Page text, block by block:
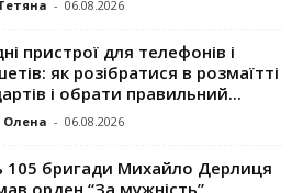
- 06.08.2026
пристрої для телефонів і
як розібратися в розмаїтті
і обрати правильний...
Олена - 06.08.2026
105 бригади Михайло Дерлиця
орден “За мужність”